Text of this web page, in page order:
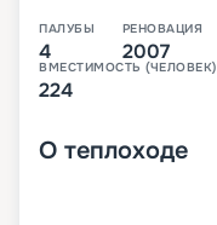
ПАЛУБЫ
4
РЕНОВАЦИЯ
2007
ВМЕСТИМОСТЬ (ЧЕЛОВЕК)
224
О теплоходе